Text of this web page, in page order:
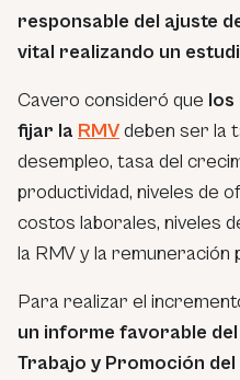
responsable del ajuste
vital realizando un
Cavero consideró que los
fijar la RMVdeben ser la
desempleo, tasa del
productividad, niveles de
costos laborales, niveles
la RMV y la remuneración
Para realizar el
un informe favorable
Trabajo y Promoción